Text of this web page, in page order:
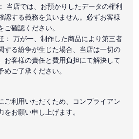
当店では、お預かりしたデータの権利
認する義務を負いません。必ずお客様
確認ください。
： 万が一、制作した商品により第三者
する紛争が生じた場合、当店は一切の
お客様の責任と費用負担にて解決して
ご了承ください。
ご利用いただくため、コンプライアン
お願い申し上げます。